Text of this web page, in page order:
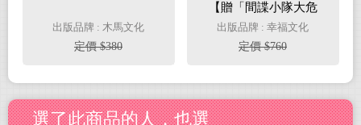
出版品牌 : 木馬文化
定價 $380
【贈「間諜小隊大危
機！」透卡2張】：在
冬令營發生的背叛和離
別、實習任務的結果出
續集！金賞獲獎話題
作、系列銷售突破13萬
出版品牌 : 幸福文化
定價 $760
選了此商品的人，也選